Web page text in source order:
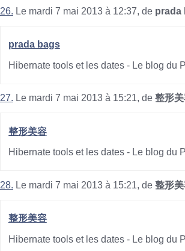
26. Le mardi 7 mai 2013 à 12:37, de prada
prada bags
Hibernate tools et les dates - Le blog du
27. Le mardi 7 mai 2013 à 15:21, de 整形
整形美容
Hibernate tools et les dates - Le blog du
28. Le mardi 7 mai 2013 à 15:21, de 整形
整形美容
Hibernate tools et les dates - Le blog du